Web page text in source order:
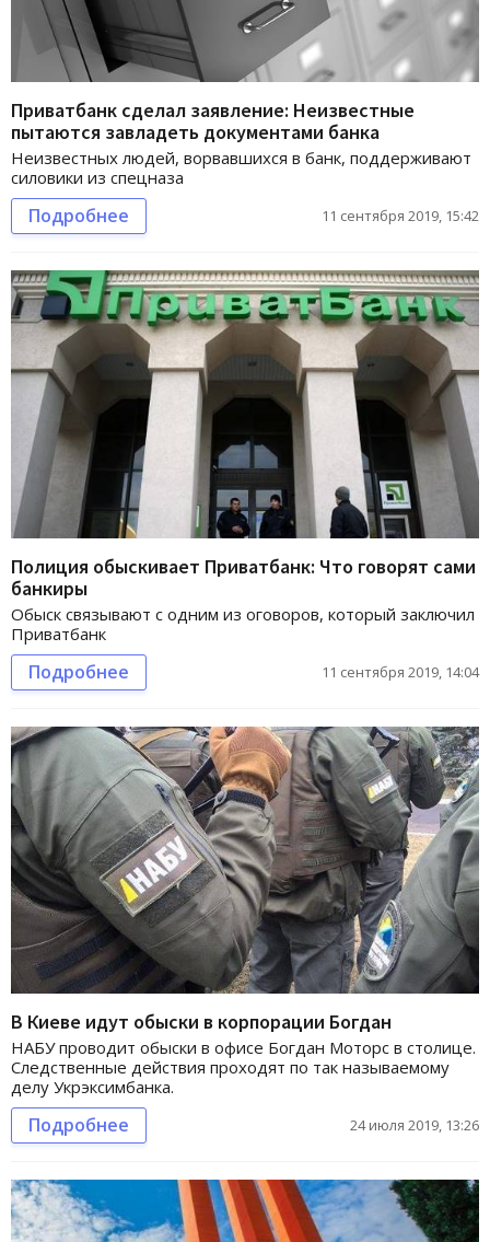
Приватбанк сделал заявление: Неизвестные
пытаются завладеть документами банка
Неизвестных людей, ворвавшихся в банк, поддерживают
силовики из спецназа
Подробнее 11 сентября 2019, 15:42
Полиция обыскивает Приватбанк: Что говорят сами
банкиры
Обыск связывают с одним из оговоров, который заключил
Приватбанк
Подробнее 11 сентября 2019, 14:04
В Киеве идут обыски в корпорации Богдан
НАБУ проводит обыски в офисе Богдан Моторс в столице.
Следственные действия проходят по так называемому
делу Укрэксимбанка.
Подробнее 24 июля 2019, 13:26